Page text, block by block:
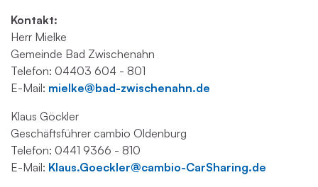
Kontakt:
Herr Mielke
Gemeinde Bad Zwischenahn
Telefon: 04403 604 - 801
E-Mail: mielke@bad-zwischenahn.de
Klaus Göckler
Geschäftsführer cambio Oldenburg
Telefon: 0441 9366 - 810
E-Mail: Klaus.Goeckler@cambio-CarSharing.de